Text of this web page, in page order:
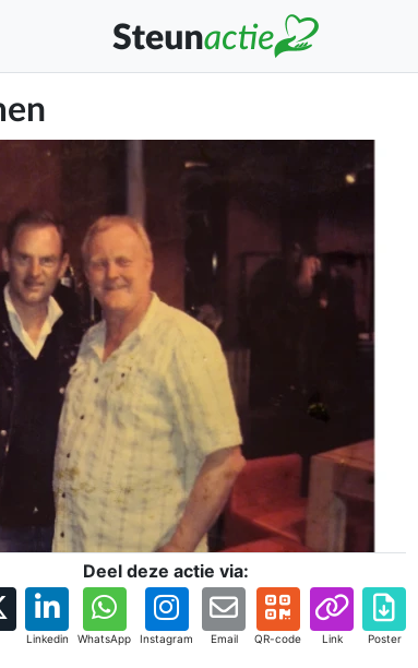
Deel deze actie via:
Linkedin WhatsApp Instagram Email QR-code Link Poster